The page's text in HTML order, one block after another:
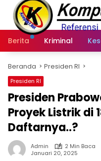
Langsung
konten
Berita
Kriminal
Beranda Presiden RI
Presiden RI
Presiden
Proyek Listrik di
Daftarnya..?
Admin
2 Min Baca
Januari 20, 2025